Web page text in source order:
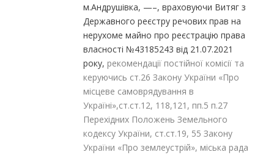
м.Андрушівка, —–, враховуючи Витяг з
Державного реєстру речових прав на
нерухоме майно про реєстрацію права
власності №43185243 від 21.07.2021
року, рекомендації постійної комісії та
керуючись ст.26 Закону України «Про
місцеве самоврядування в
Україні»,ст.ст.12, 118,121, пп.5 п.27
Перехідних Положень Земельного
кодексу України, ст.ст.19, 55 Закону
України «Про землеустрій», міська рада